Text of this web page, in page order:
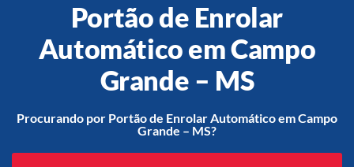
Portão de Garagem de
Enrolar em Teresópolis – RJ
Enrolar em São Pedro da
Aldeia – RJ
Portão de Enrolar
Automático em Campo
Grande – MS
Procurando por Portão de Enrolar Automático em Campo
Grande – MS?